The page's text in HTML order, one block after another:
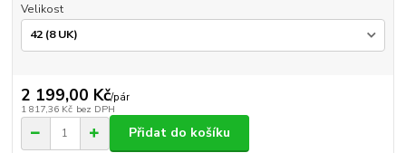
Velikost
2 199,00 Kč/pár
1 817,36 Kč bez DPH
Přidat do košíku